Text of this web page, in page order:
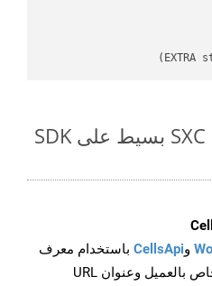
تحويل SXC Files to WEB بسيط على SDK
وCellsApi باستخدام معرف
العميل والسر الخاص بالعميل وعنوان URL